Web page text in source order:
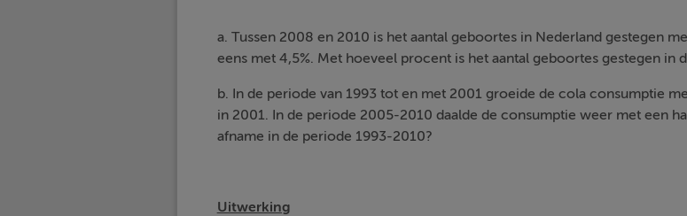
a. Tussen 2008 en 2010 is het aantal geboortes in Nederland gestegen
eens met 4,5%. Met hoeveel procent is het aantal geboortes gestegen in
b. In de periode van 1993 tot en met 2001 groeide de cola consumptie
in 2001. In de periode 2005-2010 daalde de consumptie weer met een
afname in de periode 1993-2010?
Uitwerking